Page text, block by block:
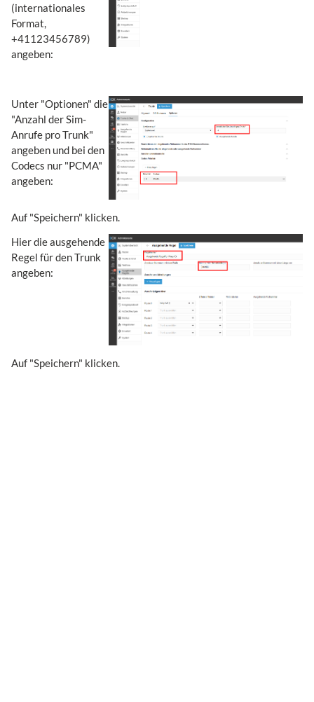
(internationales
Format,
+41123456789)
angeben:
Unter "Optionen" die
"Anzahl der Sim-
Anrufe pro Trunk"
angeben und bei den
Codecs nur "PCMA"
angeben:
Auf "Speichern" klicken.
Hier die ausgehende
Regel für den Trunk
angeben:
Auf "Speichern" klicken.